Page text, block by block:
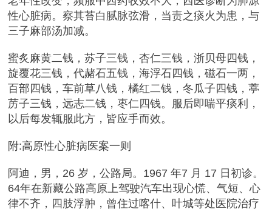
性心脏病。察其苔白腻脉弦滑，当责之痰火为患，与
三子麻部汤加减。
蜜炙麻黄二钱，苏子三钱，杏仁三钱，浙贝母四钱，
旋覆花三钱，代赭石五钱，海浮石四钱，磁石一两，
百部四钱，车前草八钱，橘红二钱，冬瓜子四钱，葶
苈子三钱，远志二钱，枣仁四钱。服后即喘平痰利，
以后每发辄服此方，皆应手而效。
附:高原性心脏病医案一则
阿迪，男，26 岁，公路局。1967 年7 月 17 日初诊。
64年在新藏公路高原上驾驶汽车出现心慌、气短、心
律不齐，四肢浮肿，曾住过喀什、叶城等处医院治疗